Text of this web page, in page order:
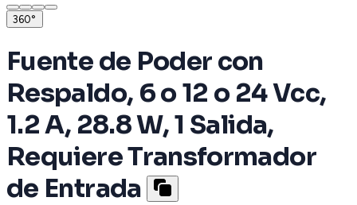
360°
Fuente de Poder con
Respaldo, 6 o 12 o 24 Vcc,
1.2 A, 28.8 W, 1 Salida,
Requiere Transformador
de Entrada